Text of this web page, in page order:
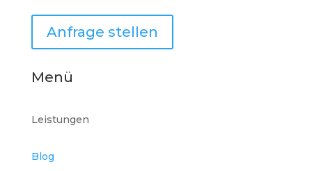
Anfrage stellen
Menü
Leistungen
Blog